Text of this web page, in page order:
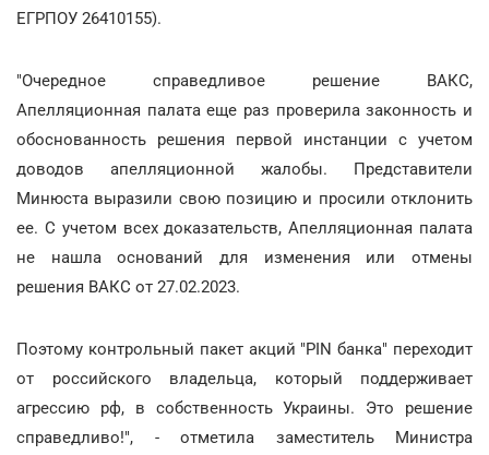
ЕГРПОУ 26410155).
"Очередное справедливое решение ВАКС,
Апелляционная палата еще раз проверила законность и
обоснованность решения первой инстанции с учетом
доводов апелляционной жалобы. Представители
Минюста выразили свою позицию и просили отклонить
ее. С учетом всех доказательств, Апелляционная палата
не нашла оснований для изменения или отмены
решения ВАКС от 27.02.2023.
Поэтому контрольный пакет акций "PIN банка" переходит
от российского владельца, который поддерживает
агрессию рф, в собственность Украины. Это решение
справедливо!", - отметила заместитель Министра